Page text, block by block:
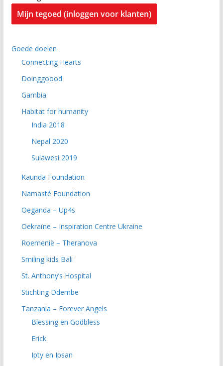
Mijn tegoed (inloggen voor klanten)
Goede doelen
Connecting Hearts
Doinggoood
Gambia
Habitat for humanity
India 2018
Nepal 2020
Sulawesi 2019
Kaunda Foundation
Namasté Foundation
Oeganda – Up4s
Oekraïne – Inspiration Centre Ukraine
Roemenië – Theranova
Smiling kids Bali
St. Anthony’s Hospital
Stichting Ddembe
Tanzania – Forever Angels
Blessing en Godbless
Erick
Ipty en Ipsan